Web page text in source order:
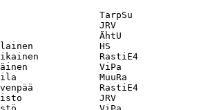
TarpSu
JRV
ÄhtU
HS
RastiE4
ViPa
MuuRa
RastiE4
JRV